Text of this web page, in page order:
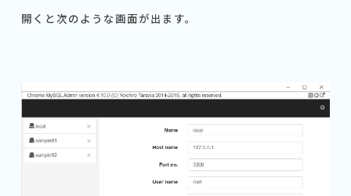
開くと次のような画面が出ます。